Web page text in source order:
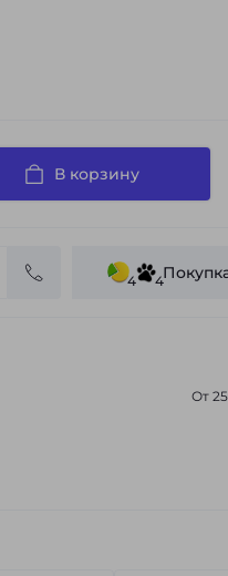
В корзину
4 4
От